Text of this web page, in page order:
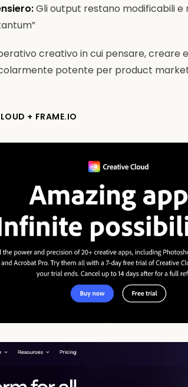
Gli output restano modificabili e
creativo in cui pensare, creare
potente per product
+ FRAME.IO